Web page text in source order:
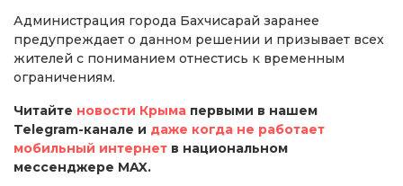
Администрация города Бахчисарай заранее
предупреждает о данном решении и призывает всех
жителей с пониманием отнестись к временным
ограничениям.
Читайте новости Крыма первыми в нашем
Telegram-канале и даже когда не работает
мобильный интернет в национальном
мессенджере MAX.